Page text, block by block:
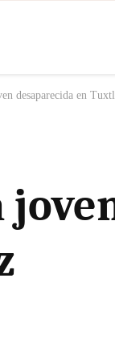
desaparecida en